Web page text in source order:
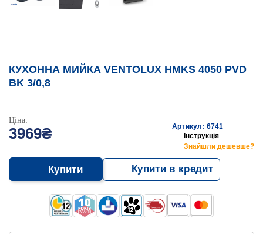
КУХОННА МИЙКА VENTOLUX HMKS 4050 PVD
BK 3/0,8
Ціна:
3969₴
Артикул: 6741
Інструкція
Знайшли дешевше?
Купити Купити в кредит